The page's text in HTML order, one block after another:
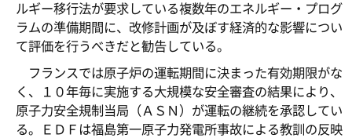
ルギー移行法が要求している複数年のエネルギー・プログ
ラムの準備期間に、改修計画が及ぼす経済的な影響につい
て評価を行うべきだと勧告している。
フランスでは原子炉の運転期間に決まった有効期限がな
く、１０年毎に実施する大規模な安全審査の結果により、
原子力安全規制当局（ＡＳＮ）が運転の継続を承認してい
る。ＥＤＦは福島第一原子力発電所事故による教訓の反映